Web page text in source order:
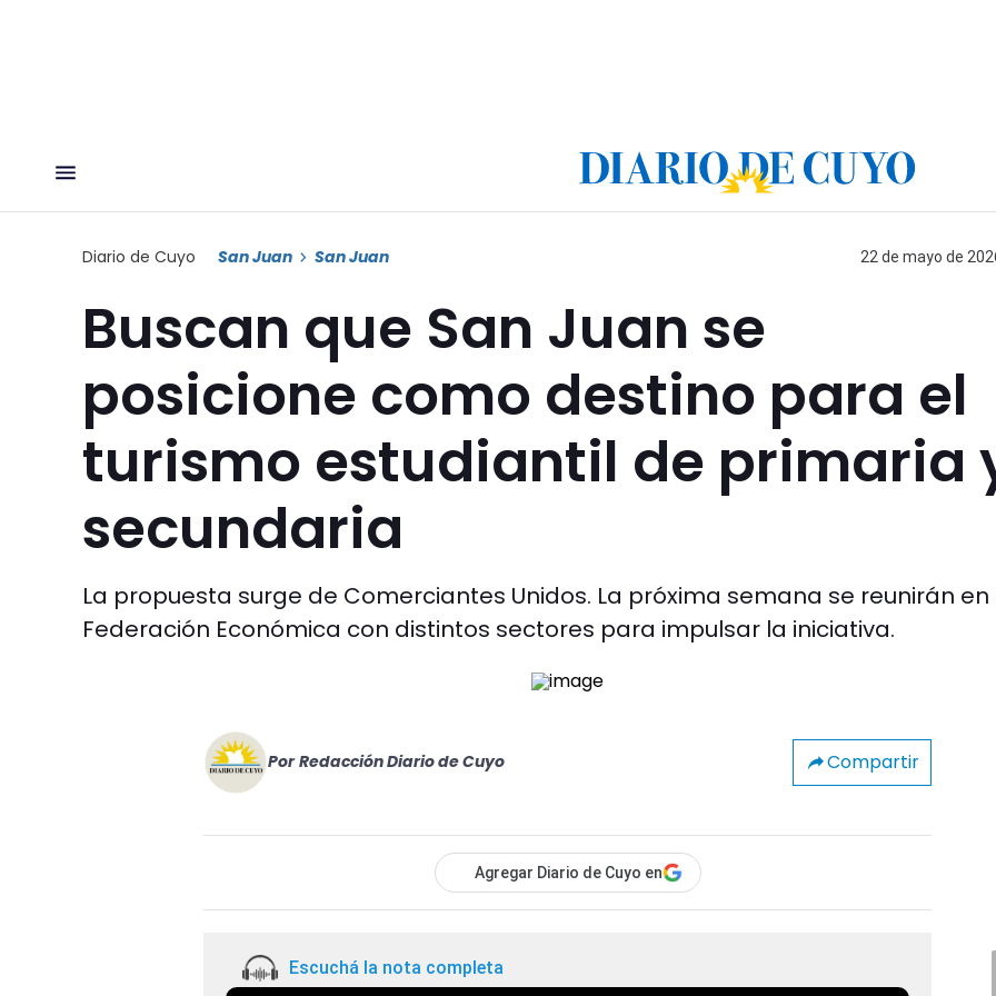
Diario de Cuyo San Juan San Juan 22 de mayo de
Buscan que San Juan se
posicione como destino para el
turismo estudiantil de primaria
secundaria
La propuesta surge de Comerciantes Unidos. La próxima semana se reunirán en
Federación Económica con distintos sectores para impulsar la iniciativa.
Por Redacción Diario de Cuyo Compartir
Agregar Diario de Cuyo en
Escuchá la nota completa